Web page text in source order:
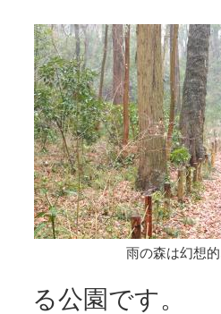
雨の森は幻想
る公園です。